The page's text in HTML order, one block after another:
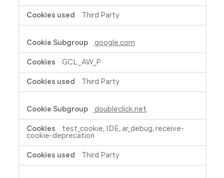
Third Party
google.com
GCL_AW_P
Third Party
doubleclick.net
test_cookie, IDE, ar_debug, receive-
cookie-deprecation
Third Party